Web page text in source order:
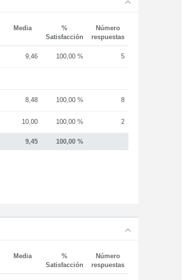
Media
%
Satisfacción
Número
respuestas
9,45 100,00 %
9,46 100,00 % 5
8,48 100,00 % 8
10,00 100,00 % 2
Media
%
Satisfacción
Número
respuestas